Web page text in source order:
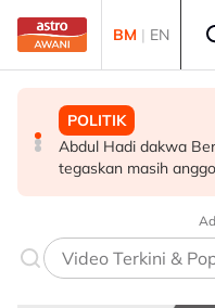
Skip to main content
BM | EN
POLITIK
Abdul Hadi dakwa
tegaskan masih
DUNIA
Victoria arah
peningkatan kes
MALAYSIA
Jenazah Tun
dikebumikan
Video Terkini &